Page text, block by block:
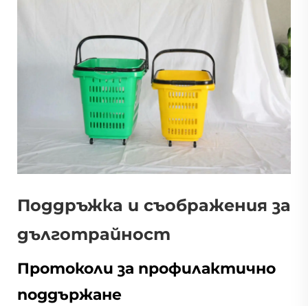
Поддръжка и съображения за
дълготрайност
Протоколи за профилактично
поддържане